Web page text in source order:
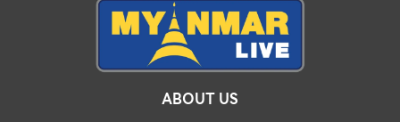
ABOUT US